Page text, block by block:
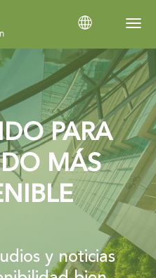
PARA
MÁS
y noticias